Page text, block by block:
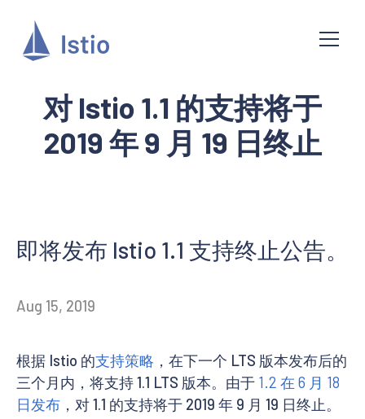
对 Istio 1.1 的支持将于
2019 年 9 月 19 日终止
即将发布 Istio 1.1 支持终止公告。
Aug 15, 2019
根据 Istio 的支持策略 ，在下一个 LTS 版本发布后的
三个月内，将支持 1.1 LTS 版本。由于 1.2 在 6 月 18
日发布 ，对 1.1 的支持将于 2019 年 9 月 19 日终止。